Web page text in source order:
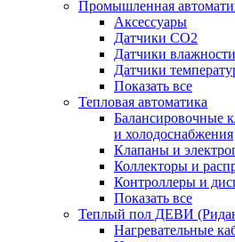
Промышленная
Аксессуары
Датчики CO2
Датчики влажности
Датчики
Показать все
Тепловая автоматика
Балансировочные
и холодоснабжения
Клапаны и
Коллекторы и
Контроллеры и
Показать все
Теплый пол ДЕВИ
Нагревательные